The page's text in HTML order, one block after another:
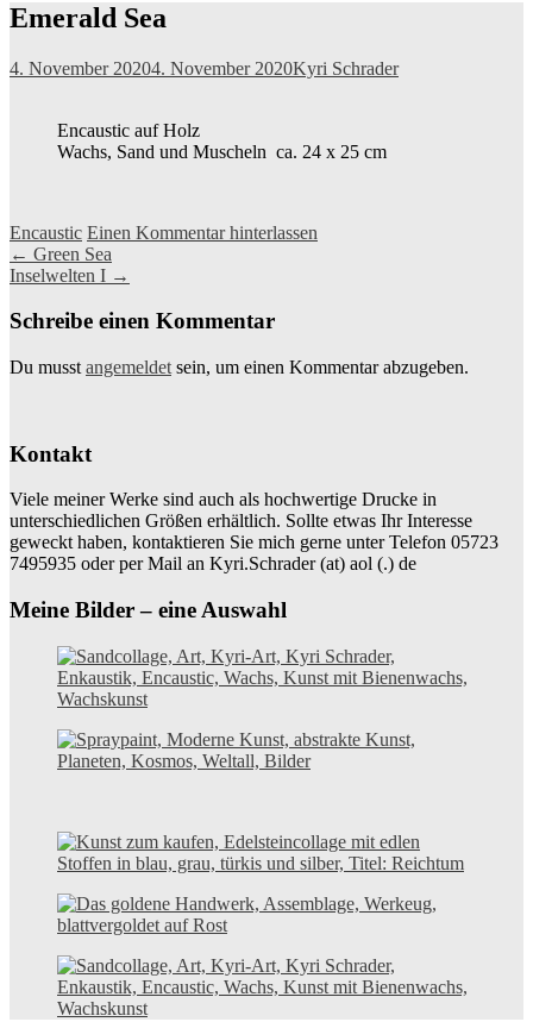
Emerald Sea
4. November 20204. November 2020Kyri Schrader
Encaustic auf Holz
Wachs, Sand und Muscheln ca. 24 x 25 cm
Encaustic Einen Kommentar hinterlassen
Beitragsnavigation
← Green Sea
Inselwelten I →
Schreibe einen Kommentar
Du musst angemeldet sein, um einen Kommentar abzugeben.
Kontakt
Viele meiner Werke sind auch als hochwertige Drucke in
unterschiedlichen Größen erhältlich. Sollte etwas Ihr Interesse
geweckt haben, kontaktieren Sie mich gerne unter Telefon 05723
7495935 oder per Mail an Kyri.Schrader (at) aol (.) de
Meine Bilder – eine Auswahl